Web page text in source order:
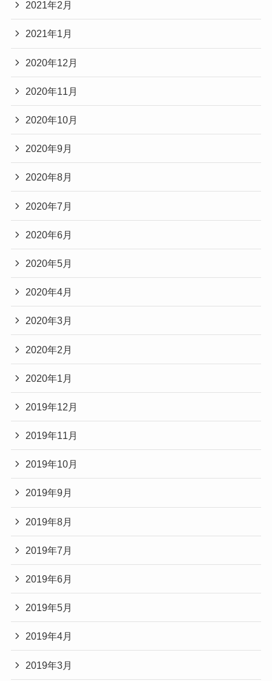
2021年2月
2021年1月
2020年12月
2020年11月
2020年10月
2020年9月
2020年8月
2020年7月
2020年6月
2020年5月
2020年4月
2020年3月
2020年2月
2020年1月
2019年12月
2019年11月
2019年10月
2019年9月
2019年8月
2019年7月
2019年6月
2019年5月
2019年4月
2019年3月